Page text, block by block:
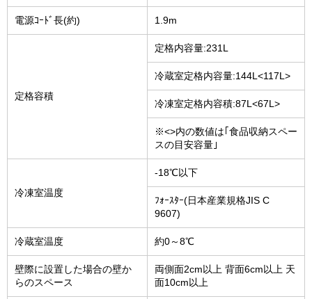
電源ｺｰﾄﾞ長(約) 1.9m
定格容積
定格内容量:231L
冷蔵室定格内容量:144L<117L>
冷凍室定格内容積:87L<67L>
※<>内の数値は｢食品収納スペー
スの目安容量｣
冷凍室温度
-18℃以下
ﾌｫｰｽﾀｰ(日本産業規格JIS C
9607)
冷蔵室温度 約0～8℃
壁際に設置した場合の壁か
らのスペース
両側面2cm以上 背面6cm以上 天
面10cm以上